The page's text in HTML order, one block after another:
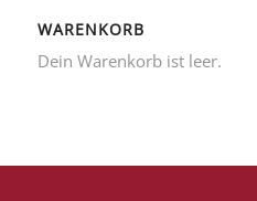
WARENKORB
Dein Warenkorb ist leer.